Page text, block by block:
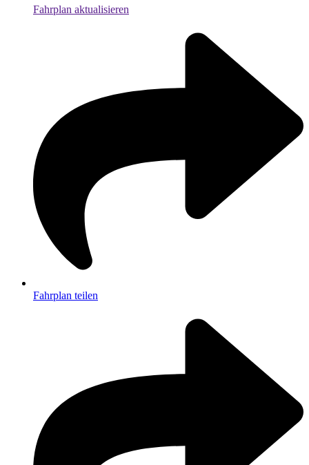
Fahrplan aktualisieren
Fahrplan teilen